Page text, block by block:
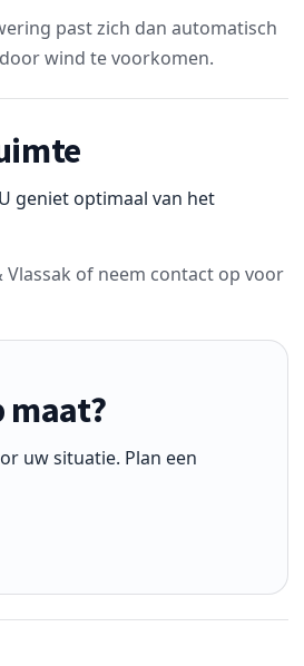
past zich dan automatisch
wind te voorkomen.
geniet optimaal van het
of neem contact op voor
uw situatie. Plan een